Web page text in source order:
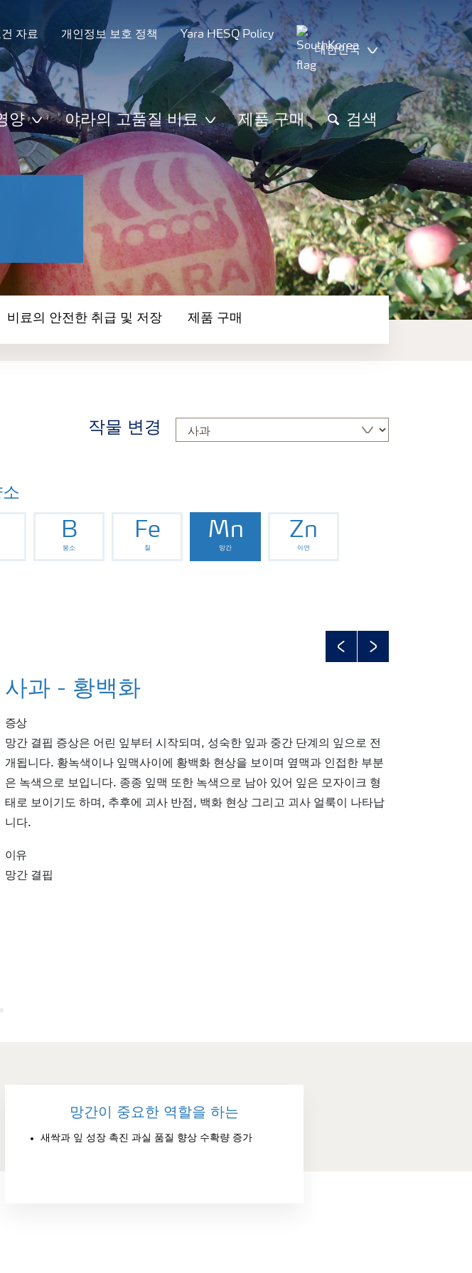
자료 개인정보 보호 정책
Yara HESQ Policy
대한민국
양 야라의 고품질 비료 제품 구매 검색
비료의 안전한 취급 및 저장 제품 구매
작물 변경
B
붕소
Fe
철
Mn
망간
Zn
아연
PreviousNext
사과 - 황백화
증상
망간 결핍 증상은 어린 잎부터 시작되며, 성숙한 잎과 중간 단계의 잎으로 전
개됩니다. 황녹색이나 잎맥사이에 황백화 현상을 보이며 옆맥과 인접한 부분
은 녹색으로 보입니다. 종종 잎맥 또한 녹색으로 남아 있어 잎은 모자이크 형
태로 보이기도 하며, 추후에 괴사 반점, 백화 현상 그리고 괴사 얼룩이 나타납
니다.
이유
망간 결핍
망간이 중요한 역할을 하는
새싹과 잎 성장 촉진 과실 품질 향상 수확량 증가